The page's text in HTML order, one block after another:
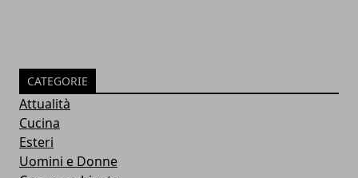
CATEGORIE
Attualità
Cucina
Esteri
Uomini e Donne